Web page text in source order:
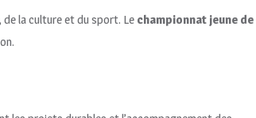
de la culture et du sport. Le championnat jeune de